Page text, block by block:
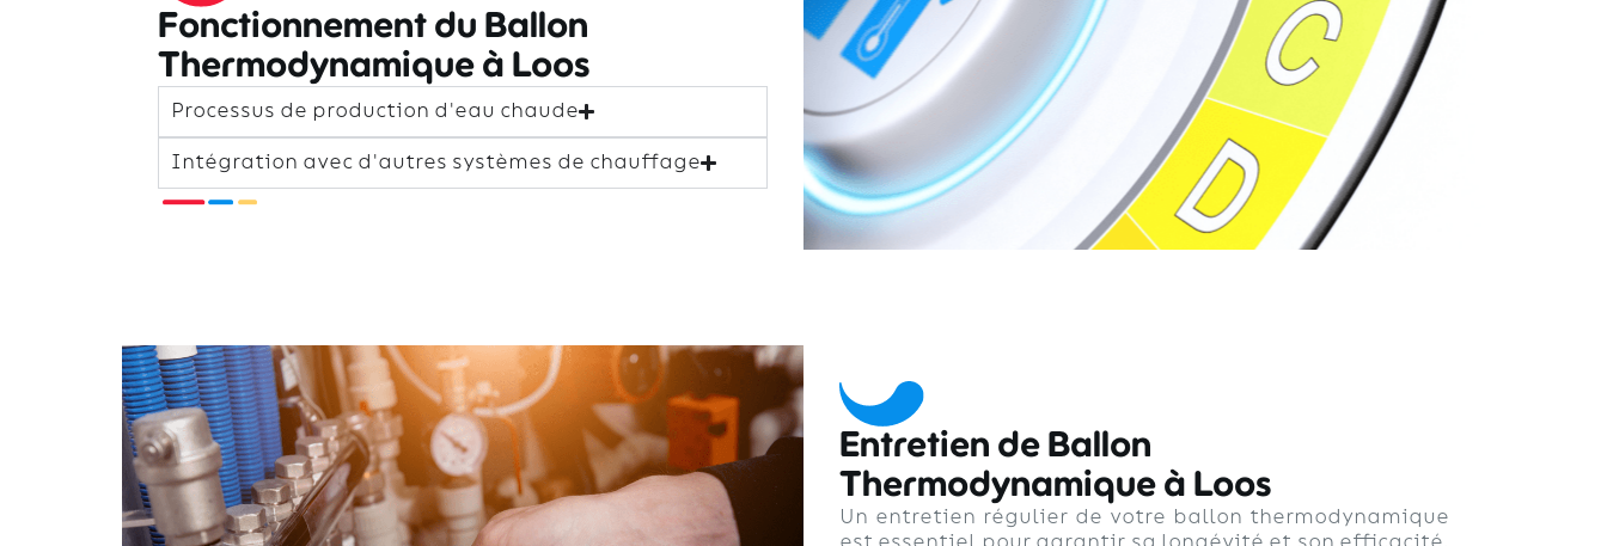
Fonctionnement du Ballon
Thermodynamique à Loos
Processus de production d'eau chaude
Intégration avec d'autres systèmes de chauffage
Entretien de Ballon
Thermodynamique à Loos
Un entretien régulier de votre ballon thermodynamique